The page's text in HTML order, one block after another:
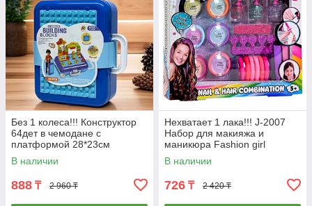
Без 1 колеса!!! Конструктор
64дет в чемодане с
платформой 28*23см
В наличии
888 ₸ 2 960 ₸
Нехватает 1 лака!!! J-2007
Набор для макияжа и
маникюра Fashion girl
30*26см
В наличии
726 ₸ 2 420 ₸